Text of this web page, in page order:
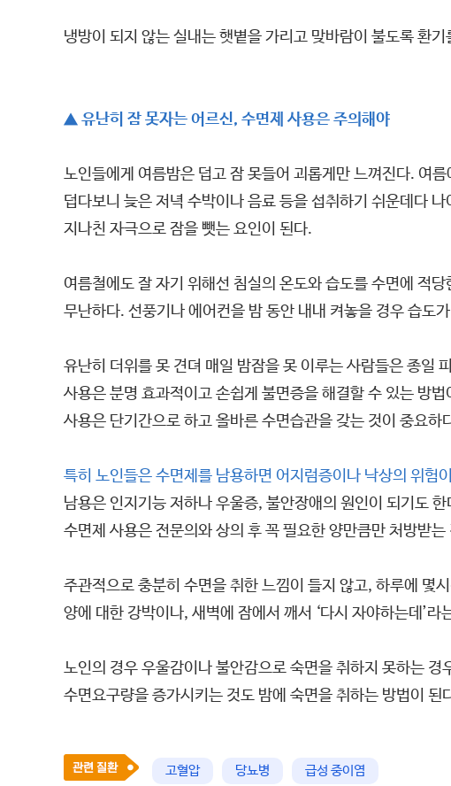
냉방이 되지 않는 실내는 햇볕을 가리고 맞바람이 불도록 환
▲ 유난히 잠 못자는 어르신, 수면제 사용은 주의해야
노인들에게 여름밤은 덥고 잠 못들어 괴롭게만 느껴진다. 여
덥다보니 늦은 저녁 수박이나 음료 등을 섭취하기 쉬운데다
지나친 자극으로 잠을 뺏는 요인이 된다.
여름철에도 잘 자기 위해선 침실의 온도와 습도를 수면에 적
무난하다. 선풍기나 에어컨을 밤 동안 내내 켜놓을 경우 습도
유난히 더위를 못 견뎌 매일 밤잠을 못 이루는 사람들은 종일
사용은 분명 효과적이고 손쉽게 불면증을 해결할 수 있는 방
사용은 단기간으로 하고 올바른 수면습관을 갖는 것이 중요하
특히 노인들은 수면제를 남용하면 어지럼증이나 낙상의 위험
남용은 인지기능 저하나 우울증, 불안장애의 원인이 되기도
수면제 사용은 전문의와 상의 후 꼭 필요한 양만큼만 처방받는
주관적으로 충분히 수면을 취한 느낌이 들지 않고, 하루에 몇
양에 대한 강박이나, 새벽에 잠에서 깨서 ‘다시 자야하는데’
노인의 경우 우울감이나 불안감으로 숙면을 취하지 못하는
수면요구량을 증가시키는 것도 밤에 숙면을 취하는 방법이 된
고혈압 당뇨병 급성 중이염